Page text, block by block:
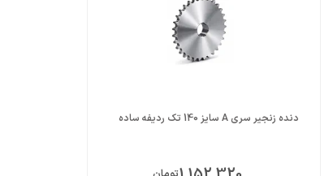
دنده زنجیر سری A سایز 140 تک ردیفه ساده